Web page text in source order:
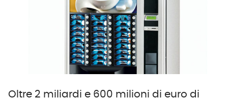
Oltre 2 miliardi e 600 milioni di euro di